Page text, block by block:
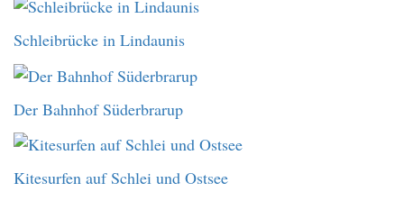
Schleibrücke in Lindaunis
Der Bahnhof Süderbrarup
Kitesurfen auf Schlei und Ostsee